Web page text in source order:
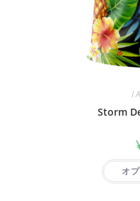
I
Storm
オ